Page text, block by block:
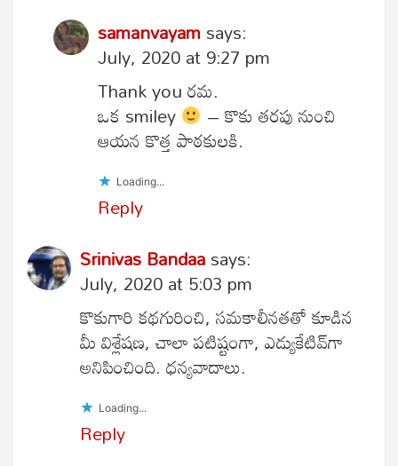
samanvayamsays:
July, 2020 at 9:27 pm
Thank you రమ.
ఒక smiley – కొకు తరపు నుంచి
ఆయన కొత్త పాఠకులకి.
Loading...
Reply
Srinivas Bandaasays:
July, 2020 at 5:03 pm
కొకుగారి కథగురించి, సమకాలీనతతో కూడిన
మీ విశ్లేషణ, చాలా పటిష్టంగా, ఎడ్యుకేటివ్‌గా
అనిపించింది. ధన్యవాదాలు.
Loading...
Reply